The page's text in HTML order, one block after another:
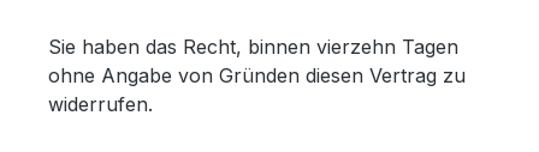
Sie haben das Recht, binnen vierzehn Tagen
ohne Angabe von Gründen diesen Vertrag zu
widerrufen.